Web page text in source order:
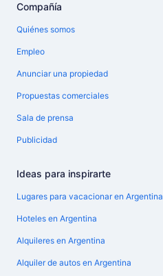
Compañía
Quiénes somos
Empleo
Anunciar una propiedad
Propuestas comerciales
Sala de prensa
Publicidad
Ideas para inspirarte
Lugares para vacacionar en Argentina
Hoteles en Argentina
Alquileres en Argentina
Alquiler de autos en Argentina